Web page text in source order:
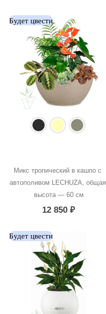
Будет цвести
Микс тропический в кашпо с
автополивом LECHUZA, общая
высота — 60 см
12 850₽
Будет цвести